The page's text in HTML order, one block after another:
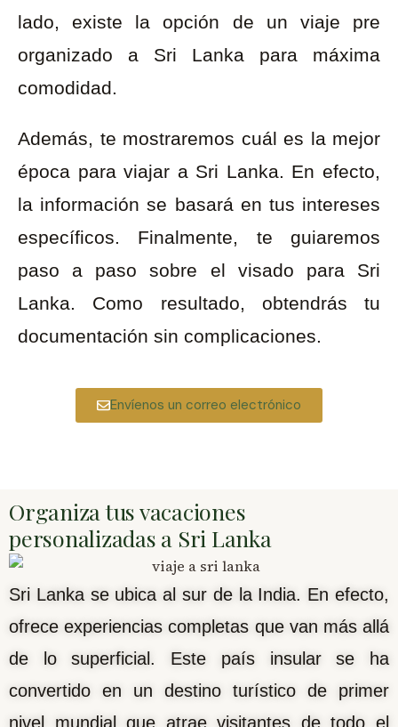
lado, existe la opción de un viaje pre
organizado a Sri Lanka para máxima
comodidad.
Además, te mostraremos cuál es la mejor
época para viajar a Sri Lanka. En efecto,
la información se basará en tus intereses
específicos. Finalmente, te guiaremos
paso a paso sobre el visado para Sri
Lanka. Como resultado, obtendrás tu
documentación sin complicaciones.
Envíenos un correo electrónico
Organiza tus vacaciones
personalizadas a Sri Lanka
Sri Lanka se ubica al sur de la India. En efecto,
ofrece experiencias completas que van más allá
de lo superficial. Este país insular se ha
convertido en un destino turístico de primer
nivel mundial que atrae visitantes de todo el